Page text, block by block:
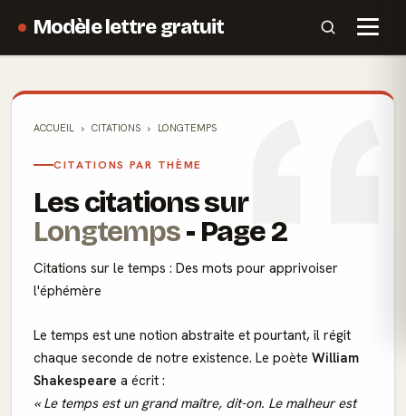
Modèle lettre gratuit
ACCUEIL CITATIONS LONGTEMPS
CITATIONS PAR THÈME
Les citations sur
Longtemps- Page 2
Citations sur le temps : Des mots pour apprivoiser
l'éphémère
Le temps est une notion abstraite et pourtant, il régit
chaque seconde de notre existence. Le poète William
Shakespeare a écrit :
« Le temps est un grand maître, dit-on. Le malheur est